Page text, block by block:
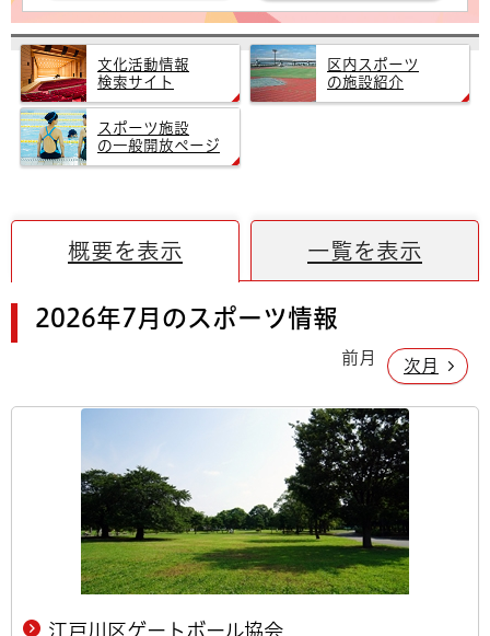
文化活動情報
検索サイト
区内スポーツ
の施設紹介
スポーツ施設
の一般開放ページ
概要を表示 一覧を表示
2026年7月のスポーツ情報
前月 次月
江戸川区ゲートボール協会